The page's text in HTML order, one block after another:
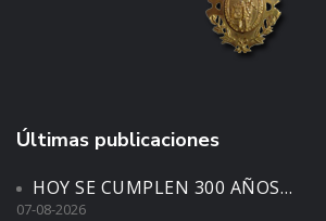
Últimas publicaciones
HOY SE CUMPLEN 300 AÑOS…
07-08-2026